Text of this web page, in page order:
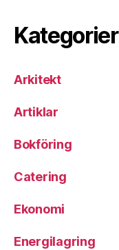
Kategorier
Arkitekt
Artiklar
Bokföring
Catering
Ekonomi
Energilagring